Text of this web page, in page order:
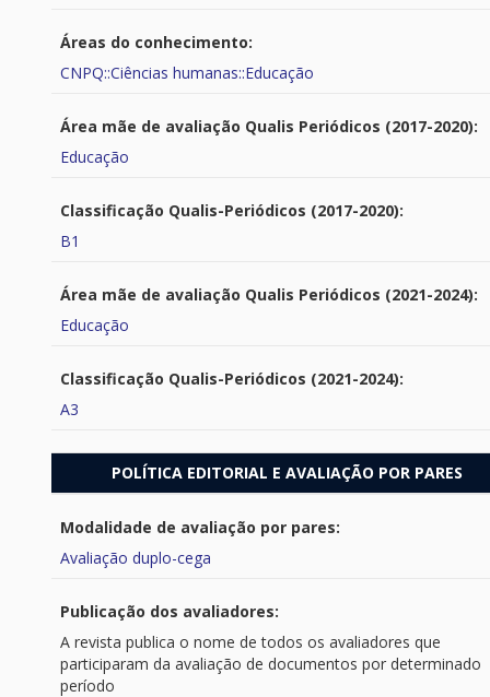
Áreas do conhecimento:
CNPQ::Ciências humanas::Educação
Área mãe de avaliação Qualis Periódicos (2017-2020):
Educação
Classificação Qualis-Periódicos (2017-2020):
B1
Área mãe de avaliação Qualis Periódicos (2021-2024):
Educação
Classificação Qualis-Periódicos (2021-2024):
A3
POLÍTICA EDITORIAL E AVALIAÇÃO POR PARES
Modalidade de avaliação por pares:
Avaliação duplo-cega
Publicação dos avaliadores:
A revista publica o nome de todos os avaliadores que
participaram da avaliação de documentos por determinado
período